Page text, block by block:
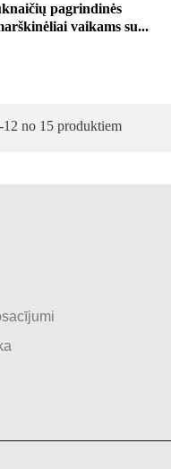
pagrindinės
vaikams su...
no 15 produktiem